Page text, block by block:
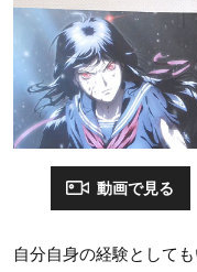
動画で見る
自分自身の経験として